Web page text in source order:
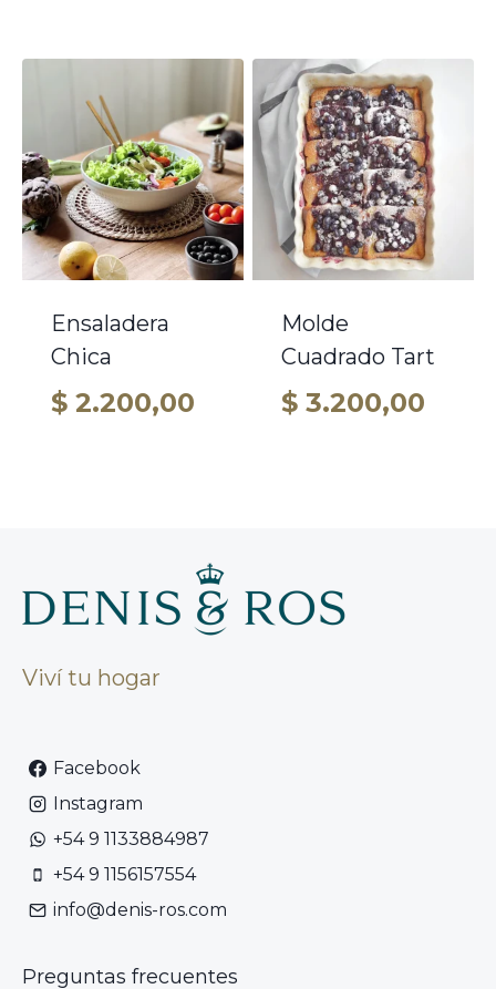
Ensaladera
Chica
$ 2.200,00
Molde
Cuadrado Tart
$ 3.200,00
Viví tu hogar
Facebook
Instagram
+54 9 1133884987
+54 9 1156157554
info@denis-ros.com
Preguntas frecuentes